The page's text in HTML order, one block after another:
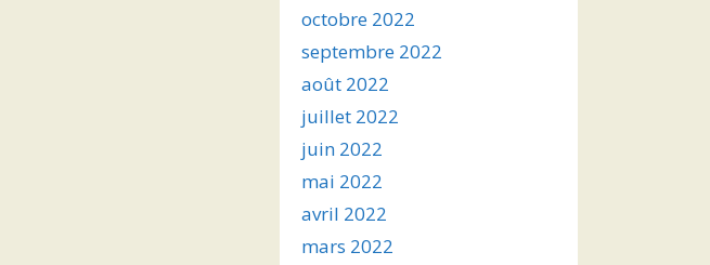
octobre 2022
septembre 2022
août 2022
juillet 2022
juin 2022
mai 2022
avril 2022
mars 2022